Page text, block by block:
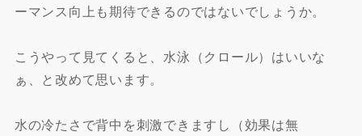
ーマンス向上も期待できるのではないでしょうか。
こうやって見てくると、水泳（クロール）はいいな
ぁ、と改めて思います。
水の冷たさで背中を刺激できますし（効果は無